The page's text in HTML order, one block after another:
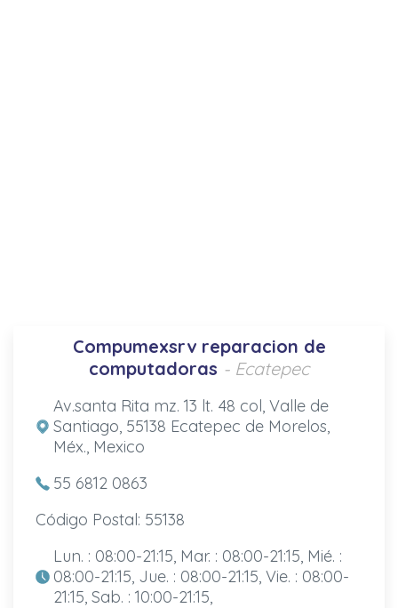
Compumexsrv reparacion de
computadoras - Ecatepec
Av.santa Rita mz. 13 lt. 48 col, Valle de
Santiago, 55138 Ecatepec de Morelos,
Méx., Mexico
55 6812 0863
Código Postal: 55138
Lun. : 08:00-21:15, Mar. : 08:00-21:15, Mié. :
08:00-21:15, Jue. : 08:00-21:15, Vie. : 08:00-
21:15, Sab. : 10:00-21:15,